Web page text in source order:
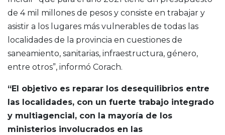
de 4 mil millones de pesos y consiste en trabajar y
asistir a los lugares más vulnerables de todas las
localidades de la provincia en cuestiones de
saneamiento, sanitarias, infraestructura, género,
entre otros”, informó Corach.
“El objetivo es reparar los desequilibrios entre
las localidades, con un fuerte trabajo integrado
y multiagencial, con la mayoría de los
ministerios involucrados en las